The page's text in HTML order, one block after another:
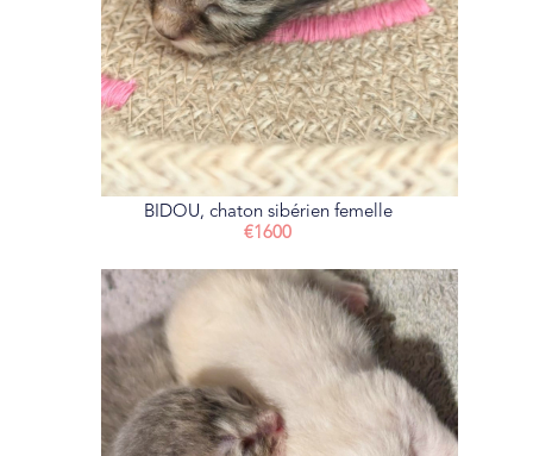
BIDOU, chaton sibérien femelle
€1600